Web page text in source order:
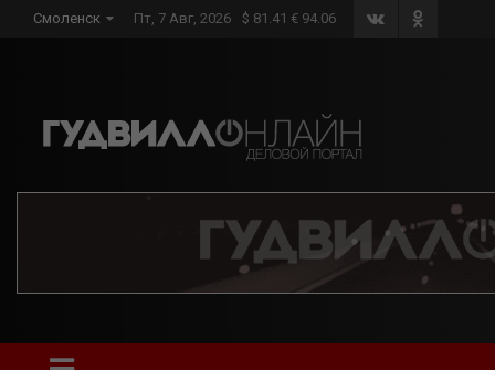
Смоленск Пт, 7 Авг, 2026 $ 81.41 € 94.06